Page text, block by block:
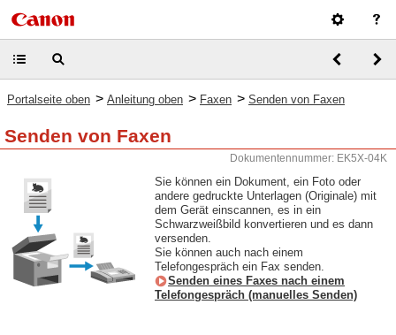
Portalseite oben > Anleitung oben > Faxen > Senden von Faxen
Senden von Faxen
Dokumentennummer: EK5X-04K
Sie können ein Dokument, ein Foto oder
andere gedruckte Unterlagen (Originale) mit
dem Gerät einscannen, es in ein
Schwarzweißbild konvertieren und es dann
versenden.
Sie können auch nach einem
Telefongespräch ein Fax senden.
Senden eines Faxes nach einem
Telefongespräch (manuelles Senden)